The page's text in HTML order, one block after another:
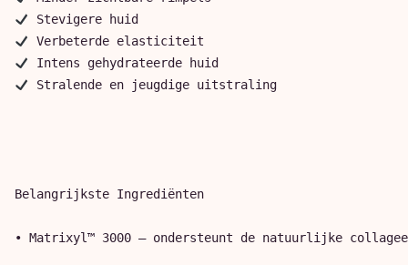
Stralende en jeugdige uitstraling
Belangrijkste Ingrediënten
• Matrixyl™ 3000 – ondersteunt de natuurlijke